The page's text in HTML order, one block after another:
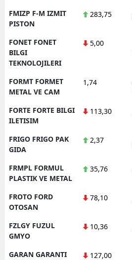
FMIZP F-M IZMIT
PISTON
283,75
FONET FONET
BILGI
TEKNOLOJILERI
5,00
FORMT FORMET
METAL VE CAM
1,74
FORTE FORTE BILGI
ILETISIM
113,30
FRIGO FRIGO PAK
GIDA
2,37
FRMPL FORMUL
PLASTIK VE METAL
35,76
FROTO FORD
OTOSAN
78,10
FZLGY FUZUL
GMYO
10,36
GARAN GARANTI
127,00